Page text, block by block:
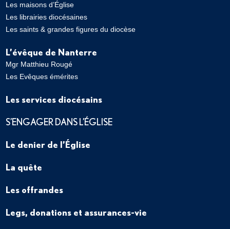
Les maisons d’Église
Les librairies diocésaines
Les saints & grandes figures du diocèse
L’évêque de Nanterre
Mgr Matthieu Rougé
Les Evêques émérites
Les services diocésains
S’ENGAGER DANS L’ÉGLISE
Le denier de l’Église
La quête
Les offrandes
Legs, donations et assurances-vie